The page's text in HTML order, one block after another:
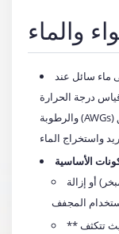
والماء
ماء سائل عند
درجة الحرارة
والرطوبة (AWGs) دورات تبريد أو أساليب تعتمد على المجفف لتحقيق
أو إزالة
المجفف
** سطح التكثيف **: صفيحة باردة أو مبادل حراري حيث تتكثف